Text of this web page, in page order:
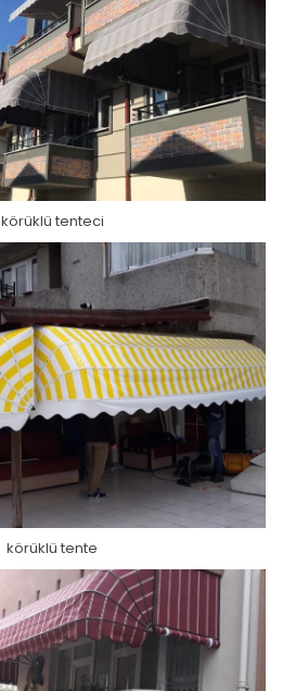
körüklü tenteci
körüklü tente